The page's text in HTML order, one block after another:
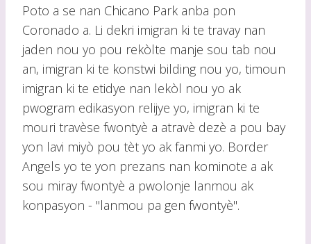
Poto a se nan Chicano Park anba pon
Coronado a. Li dekri imigran ki te travay nan
jaden nou yo pou rekòlte manje sou tab nou
an, imigran ki te konstwi bilding nou yo, timoun
imigran ki te etidye nan lekòl nou yo ak
pwogram edikasyon relijye yo, imigran ki te
mouri travèse fwontyè a atravè dezè a pou bay
yon lavi miyò pou tèt yo ak fanmi yo. Border
Angels yo te yon prezans nan kominote a ak
sou miray fwontyè a pwolonje lanmou ak
konpasyon - "lanmou pa gen fwontyè".